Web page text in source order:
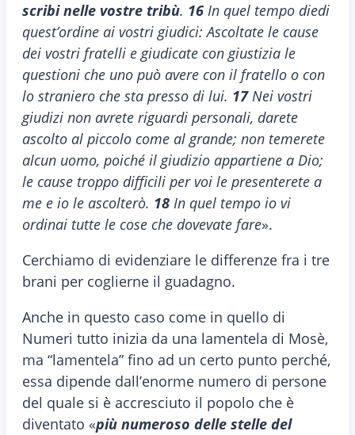
scribi nelle vostre tribù. 16 In quel tempo diedi
quest’ordine ai vostri giudici: Ascoltate le cause
dei vostri fratelli e giudicate con giustizia le
questioni che uno può avere con il fratello o con
lo straniero che sta presso di lui. 17Nei vostri
giudizi non avrete riguardi personali, darete
ascolto al piccolo come al grande; non temerete
alcun uomo, poiché il giudizio appartiene a Dio;
le cause troppo difficili per voi le presenterete a
me e io le ascolterò. 18 In quel tempo io vi
ordinai tutte le cose che dovevate fare».
Cerchiamo di evidenziare le differenze fra i tre
brani per coglierne il guadagno.
Anche in questo caso come in quello di
Numeri tutto inizia da una lamentela di Mosè,
ma “lamentela” fino ad un certo punto perché,
essa dipende dall’enorme numero di persone
del quale si è accresciuto il popolo che è
diventato «più numeroso delle stelle del